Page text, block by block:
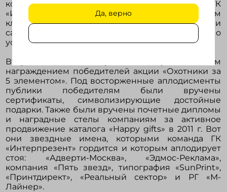
Да, верно
который с 1998 года помогает партнерам ГК
«Интерпрезент» найти общий язык со своим
клиентом, укрепить партнерские отношения и
самое главное, составить уникальное и заведомо
успешное коммерческое предложение.
Второй день завершился торжественным
награждением победителей акции «Охотники за
5 элементом». Под восторженные аплодисменты
публики победителям были вручены
сертификаты, символизирующие достойные
подарки. Также были вручены почетные дипломы
и наградные стелы компаниям за активное
продвижение каталога «Happy gifts» в 2011 г. Вот
они звездные имена, которыми команда ГК
«Интерпрезент» гордится и которым аплодирует
стоя: «Адверти-Москва», «Эдмос-Реклама»,
компания «Пять звезд», типография «SunPrint»,
«Принтдирект», «Реальный сектор» и РГ «М-
Лайнер».